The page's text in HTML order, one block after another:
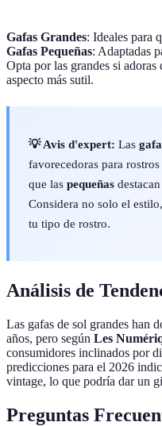
Gafas Grandes: Ideales para
Gafas Pequeñas: Adaptadas
Opta por las grandes si adoras
aspecto más sutil.
💡 Avis d'expert: Las
favorecedoras para
que las pequeñas
Considera no solo el
tu tipo de rostro.
Análisis de
Las gafas de sol grandes han
años, pero según Les
consumidores inclinados por
predicciones para el 2026
vintage, lo que podría dar un
Preguntas